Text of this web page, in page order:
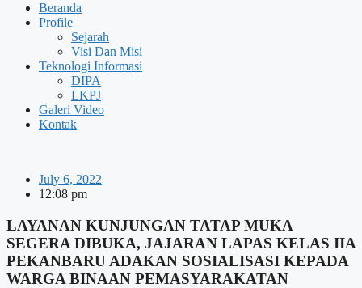
Beranda
Profile
Sejarah
Visi Dan Misi
Teknologi Informasi
DIPA
LKPJ
Galeri Video
Kontak
July 6, 2022
12:08 pm
LAYANAN KUNJUNGAN TATAP MUKA
SEGERA DIBUKA, JAJARAN LAPAS KELAS IIA
PEKANBARU ADAKAN SOSIALISASI KEPADA
WARGA BINAAN PEMASYARAKATAN